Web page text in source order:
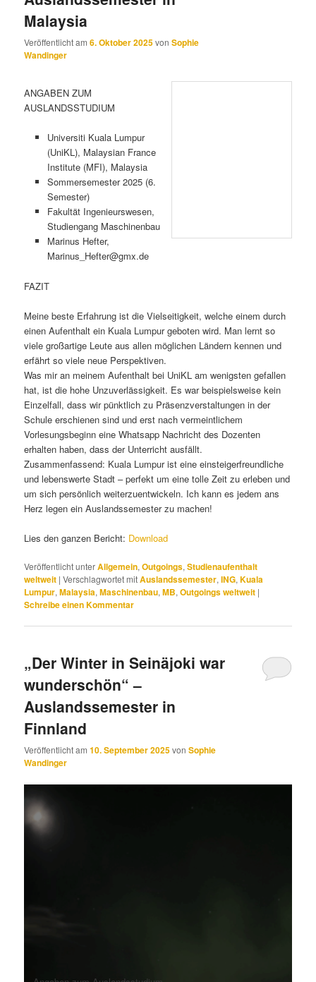
Malaysia
Veröffentlicht am6. Oktober 2025vonSophie
Wandinger
ANGABEN ZUM
AUSLANDSSTUDIUM
Universiti Kuala Lumpur
(UniKL), Malaysian France
Institute (MFI), Malaysia
Sommersemester 2025 (6.
Semester)
Fakultät Ingenieurswesen,
Studiengang Maschinenbau
Marinus Hefter,
Marinus_Hefter@gmx.de
FAZIT
Meine beste Erfahrung ist die Vielseitigkeit, welche einem durch
einen Aufenthalt ein Kuala Lumpur geboten wird. Man lernt so
viele großartige Leute aus allen möglichen Ländern kennen und
erfährt so viele neue Perspektiven.
Was mir an meinem Aufenthalt bei UniKL am wenigsten gefallen
hat, ist die hohe Unzuverlässigkeit. Es war beispielsweise kein
Einzelfall, dass wir pünktlich zu Präsenzverstaltungen in der
Schule erschienen sind und erst nach vermeintlichem
Vorlesungsbeginn eine Whatsapp Nachricht des Dozenten
erhalten haben, dass der Unterricht ausfällt.
Zusammenfassend: Kuala Lumpur ist eine einsteigerfreundliche
und lebenswerte Stadt – perfekt um eine tolle Zeit zu erleben und
um sich persönlich weiterzuentwickeln. Ich kann es jedem ans
Herz legen ein Auslandssemester zu machen!
Lies den ganzen Bericht: Download
Veröffentlicht unterAllgemein,Outgoings,Studienaufenthalt
weltweit |Verschlagwortet mitAuslandssemester,ING,Kuala
Lumpur,Malaysia,Maschinenbau,MB,Outgoings weltweit |
Schreibe einen Kommentar
„Der Winter in Seinäjoki war
wunderschön“ –
Auslandssemester in
Finnland
Veröffentlicht am10. September 2025vonSophie
Wandinger